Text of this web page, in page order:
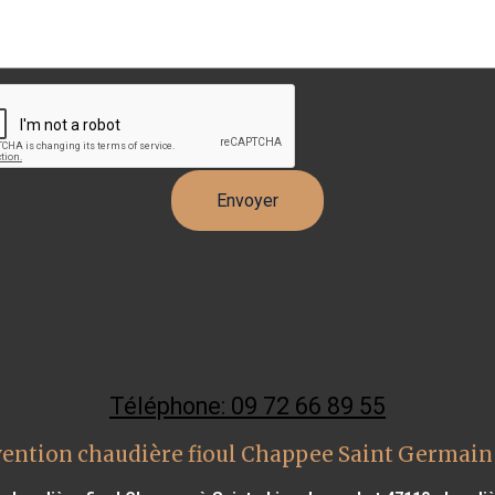
Téléphone: 09 72 66 89 55
chaudière fioul Chappee Saint